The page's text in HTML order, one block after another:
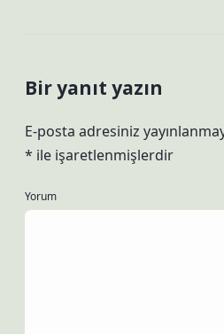
Bir yanıt yazın
E-posta adresiniz
* ile işaretlenmişlerdir
Yorum